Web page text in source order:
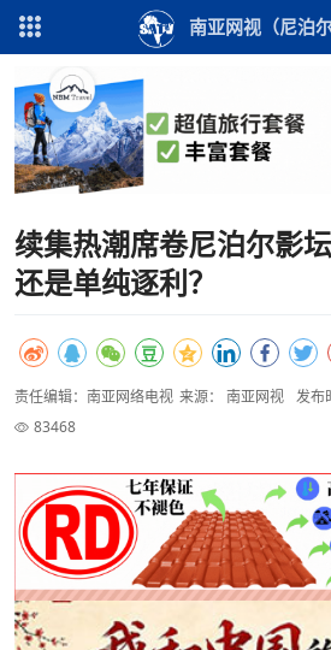
南亚网视（尼泊尔
续集热潮席卷尼泊尔影
还是单纯逐利？
责任编辑：南亚网络电视 来源： 南亚网视 发布
83468